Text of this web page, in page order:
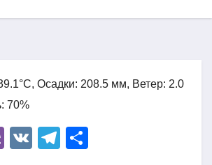
Осадки: 208.5 мм, Ветер: 2.0
70%
Vi
V
T